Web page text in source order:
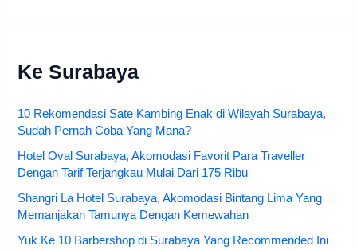
Ke Surabaya
10 Rekomendasi Sate Kambing Enak di Wilayah Surabaya,
Sudah Pernah Coba Yang Mana?
Hotel Oval Surabaya, Akomodasi Favorit Para Traveller
Dengan Tarif Terjangkau Mulai Dari 175 Ribu
Shangri La Hotel Surabaya, Akomodasi Bintang Lima Yang
Memanjakan Tamunya Dengan Kemewahan
Yuk Ke 10 Barbershop di Surabaya Yang Recommended Ini